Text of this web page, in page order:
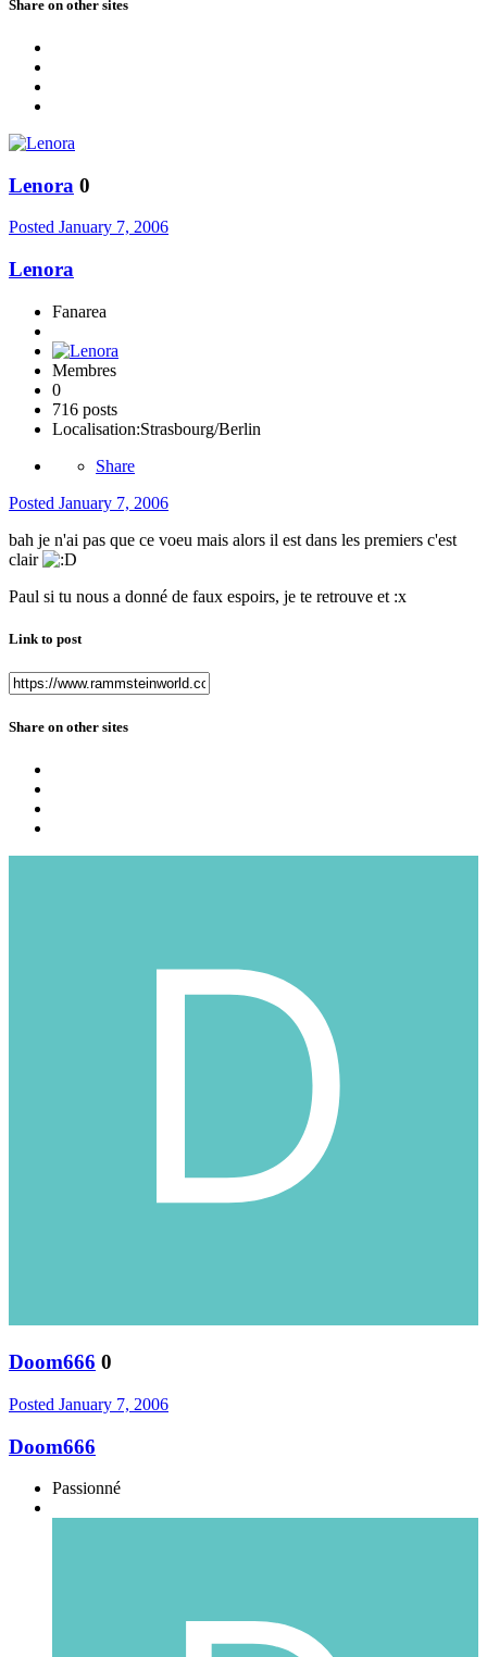
Share on other sites
Lenora 0
Posted January 7, 2006
Lenora
Fanarea
Membres
0
716 posts
Localisation:Strasbourg/Berlin
Share
Posted January 7, 2006
bah je n'ai pas que ce voeu mais alors il est dans les premiers c'est
clair
Paul si tu nous a donné de faux espoirs, je te retrouve et :x
Link to post
Share on other sites
Doom666 0
Posted January 7, 2006
Doom666
Passionné